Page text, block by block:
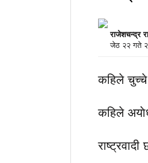
राजेशचन्द्र
जेठ २२ गते
कहिले
कहिले